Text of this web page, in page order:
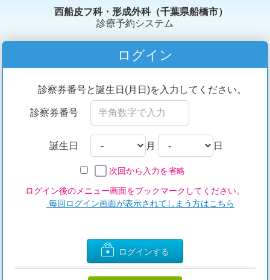
西船皮フ科・形成外科（千葉県船橋市）
診療予約システム
ログイン
診察券番号と誕生日(月日)を入力してください。
診察券番号
誕生日 月 日
次回から入力を省略
ログイン後のメニュー画面をブックマークしてください。
毎回ログイン画面が表示されてしまう方はこちら
ログインする